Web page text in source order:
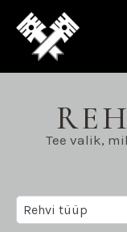
Tee valik,